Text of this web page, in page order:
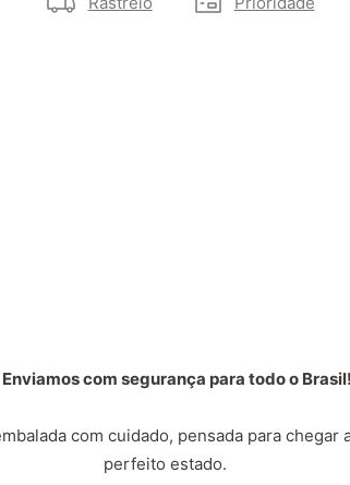
com segurança para todo o Brasil!
com cuidado, pensada para chegar
perfeito estado.